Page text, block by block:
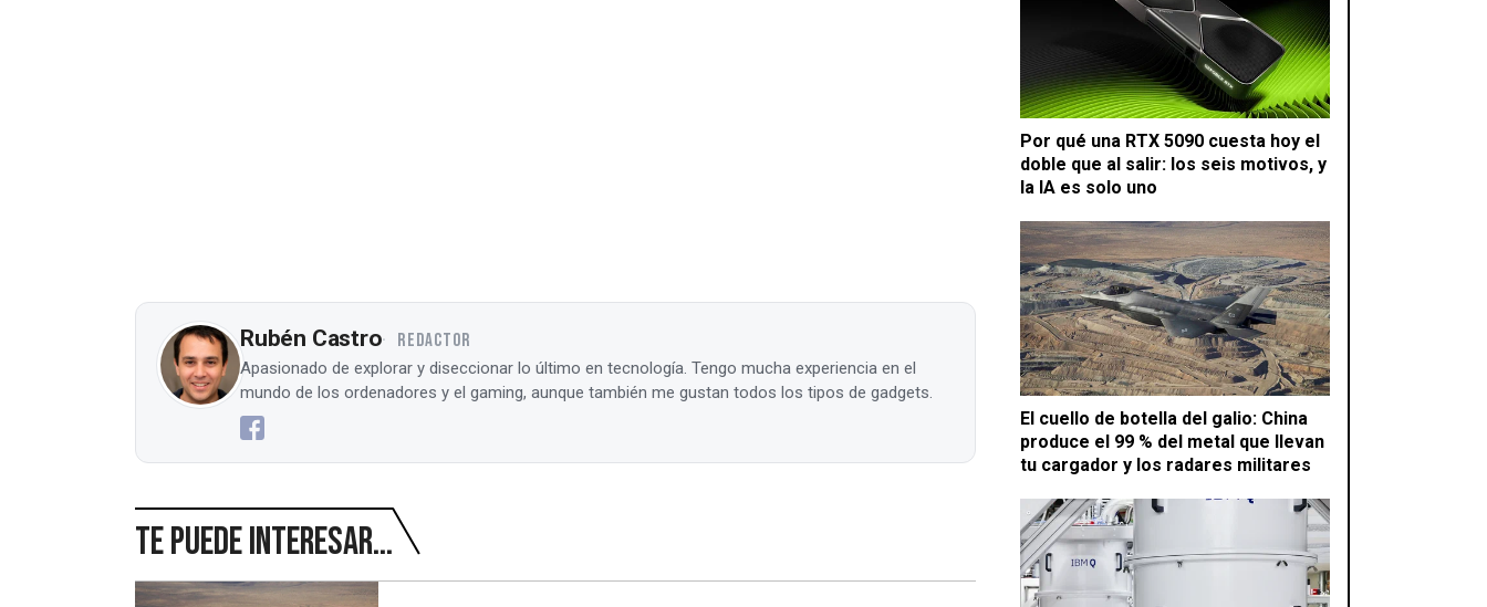
Por qué una RTX 5090 cuesta hoy el
doble que al salir: los seis motivos, y
la IA es solo uno
El cuello de botella del galio: China
produce el 99 % del metal que llevan
tu cargador y los radares militares
Rubén Castro REDACTOR
Apasionado de explorar y diseccionar lo último en tecnología. Tengo mucha experiencia en el
mundo de los ordenadores y el gaming, aunque también me gustan todos los tipos de gadgets.
Te puede interesar...